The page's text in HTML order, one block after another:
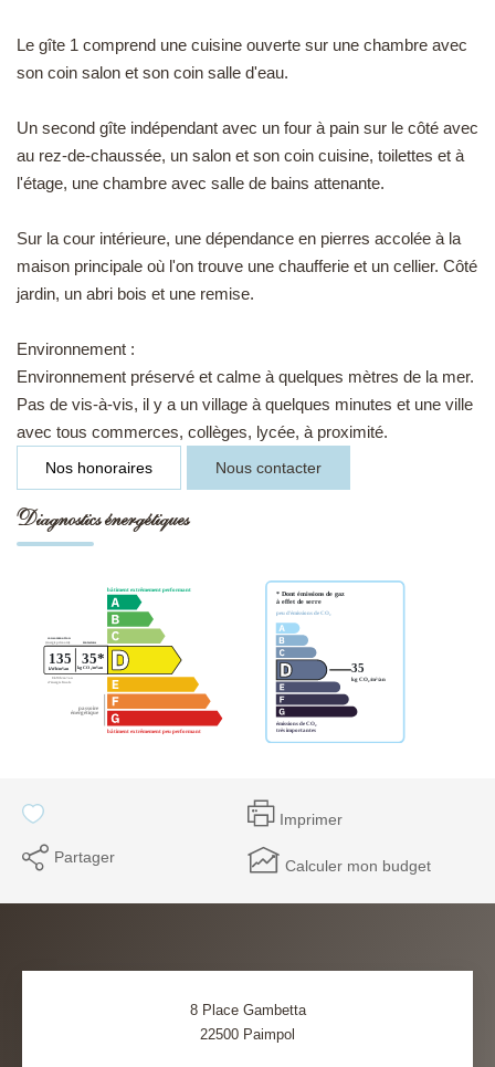
Le gîte 1 comprend une cuisine ouverte sur une chambre avec
son coin salon et son coin salle d'eau.
Un second gîte indépendant avec un four à pain sur le côté avec
au rez-de-chaussée, un salon et son coin cuisine, toilettes et à
l'étage, une chambre avec salle de bains attenante.
Sur la cour intérieure, une dépendance en pierres accolée à la
maison principale où l'on trouve une chaufferie et un cellier. Côté
jardin, un abri bois et une remise.
Environnement :
Environnement préservé et calme à quelques mètres de la mer.
Pas de vis-à-vis, il y a un village à quelques minutes et une ville
avec tous commerces, collèges, lycée, à proximité.
Nos honoraires Nous contacter
Diagnostics énergétiques
Imprimer
Partager Calculer mon budget
8 Place Gambetta
22500 Paimpol